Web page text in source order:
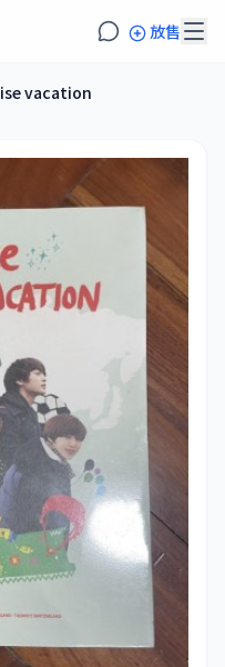
放售
vacation